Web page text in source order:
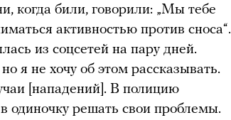
когда били, говорили: „Мы тебе
активностью против сноса“.
из соцсетей на пару дней.
я не хочу об этом рассказывать.
[нападений]. В полицию
одиночку решать свои проблемы.